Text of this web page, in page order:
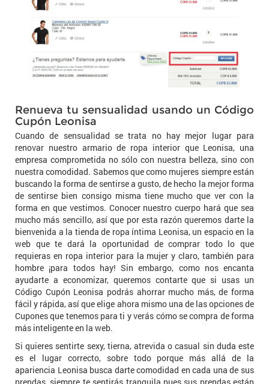
Renueva tu sensualidad usando un Código
Cupón Leonisa
Cuando de sensualidad se trata no hay mejor lugar para
renovar nuestro armario de ropa interior que Leonisa, una
empresa comprometida no sólo con nuestra belleza, sino con
nuestra comodidad. Sabemos que como mujeres siempre están
buscando la forma de sentirse a gusto, de hecho la mejor forma
de sentirse bien consigo misma tiene mucho que ver con la
forma en que vestimos. Conocer nuestro cuerpo hará que sea
mucho más sencillo, así que por esta razón queremos darte la
bienvenida a la tienda de ropa íntima Leonisa, un espacio en la
web que te dará la oportunidad de comprar todo lo que
requieras en ropa interior para la mujer y claro, también para
hombre ¡para todos hay! Sin embargo, como nos encanta
ayudarte a economizar, queremos contarte que si usas un
Código Cupón Leonisa podrás ahorrar mucho más, de forma
fácil y rápida, así que elige ahora mismo una de las opciones de
Cupones que tenemos para ti y verás cómo se compra de forma
más inteligente en la web.
Si quieres sentirte sexy, tierna, atrevida o casual sin duda este
es el lugar correcto, sobre todo porque más allá de la
apariencia Leonisa busca darte comodidad en cada una de sus